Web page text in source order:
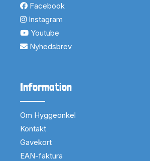
Facebook
Instagram
Youtube
Nyhedsbrev
Information
Om Hyggeonkel
Kontakt
Gavekort
EAN-faktura